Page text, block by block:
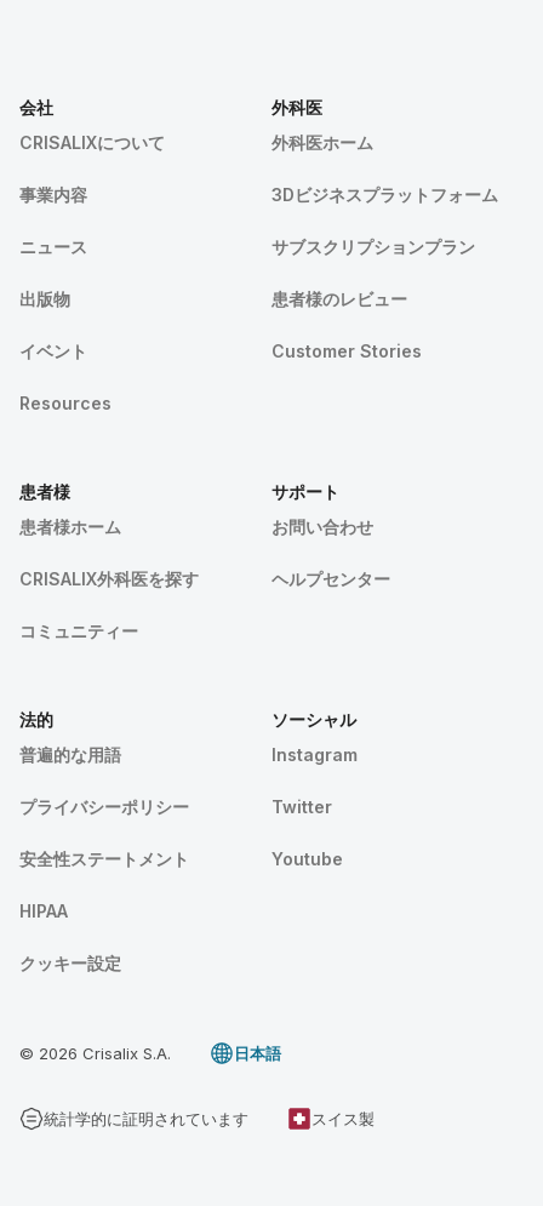
会社
CRISALIXについて
事業内容
ニュース
出版物
イベント
Resources
外科医
外科医ホーム
3Dビジネスプラットフォーム
サブスクリプションプラン
患者様のレビュー
Customer Stories
患者様
患者様ホーム
CRISALIX外科医を探す
コミュニティー
サポート
お問い合わせ
ヘルプセンター
法的
普遍的な用語
プライバシーポリシー
安全性ステートメント
HIPAA
クッキー設定
ソーシャル
Instagram
Twitter
Youtube
© 2026 Crisalix S.A. 日本語
統計学的に証明されています スイス製